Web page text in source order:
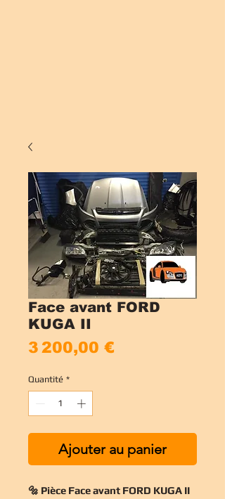
Face avant FORD
KUGA II
3 200,00 €
Quantité *
Ajouter au panier
🔩 Pièce Face avant FORD KUGA II